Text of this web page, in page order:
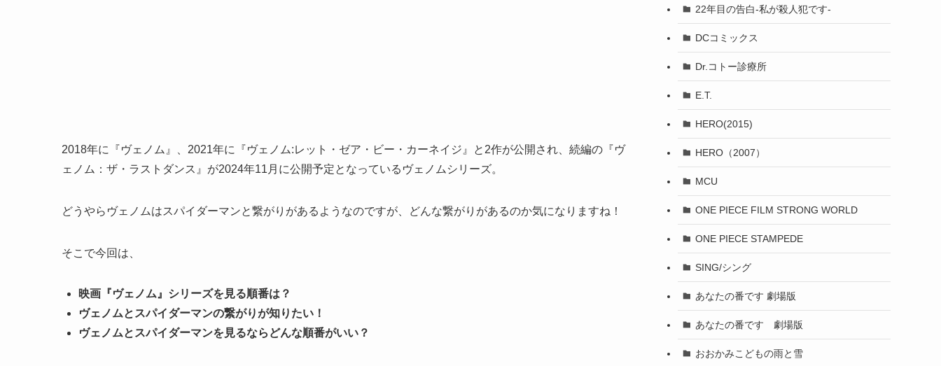
2018年に『ヴェノム』、2021年に『ヴェノム:レット・ゼア・ビー・カーネイジ』と2作が公開され、続編の『ヴ
ェノム：ザ・ラストダンス』が2024年11月に公開予定となっているヴェノムシリーズ。
どうやらヴェノムはスパイダーマンと繋がりがあるようなのですが、どんな繋がりがあるのか気になりますね！
そこで今回は、
映画『ヴェノム』シリーズを見る順番は？
ヴェノムとスパイダーマンの繋がりが知りたい！
ヴェノムとスパイダーマンを見るならどんな順番がいい？
22年目の告白-私が殺人犯です-
DCコミックス
Dr.コトー診療所
E.T.
HERO(2015)
HERO（2007）
MCU
ONE PIECE FILM STRONG WORLD
ONE PIECE STAMPEDE
SING/シング
あなたの番です 劇場版
あなたの番です 劇場版
おおかみこどもの雨と雪